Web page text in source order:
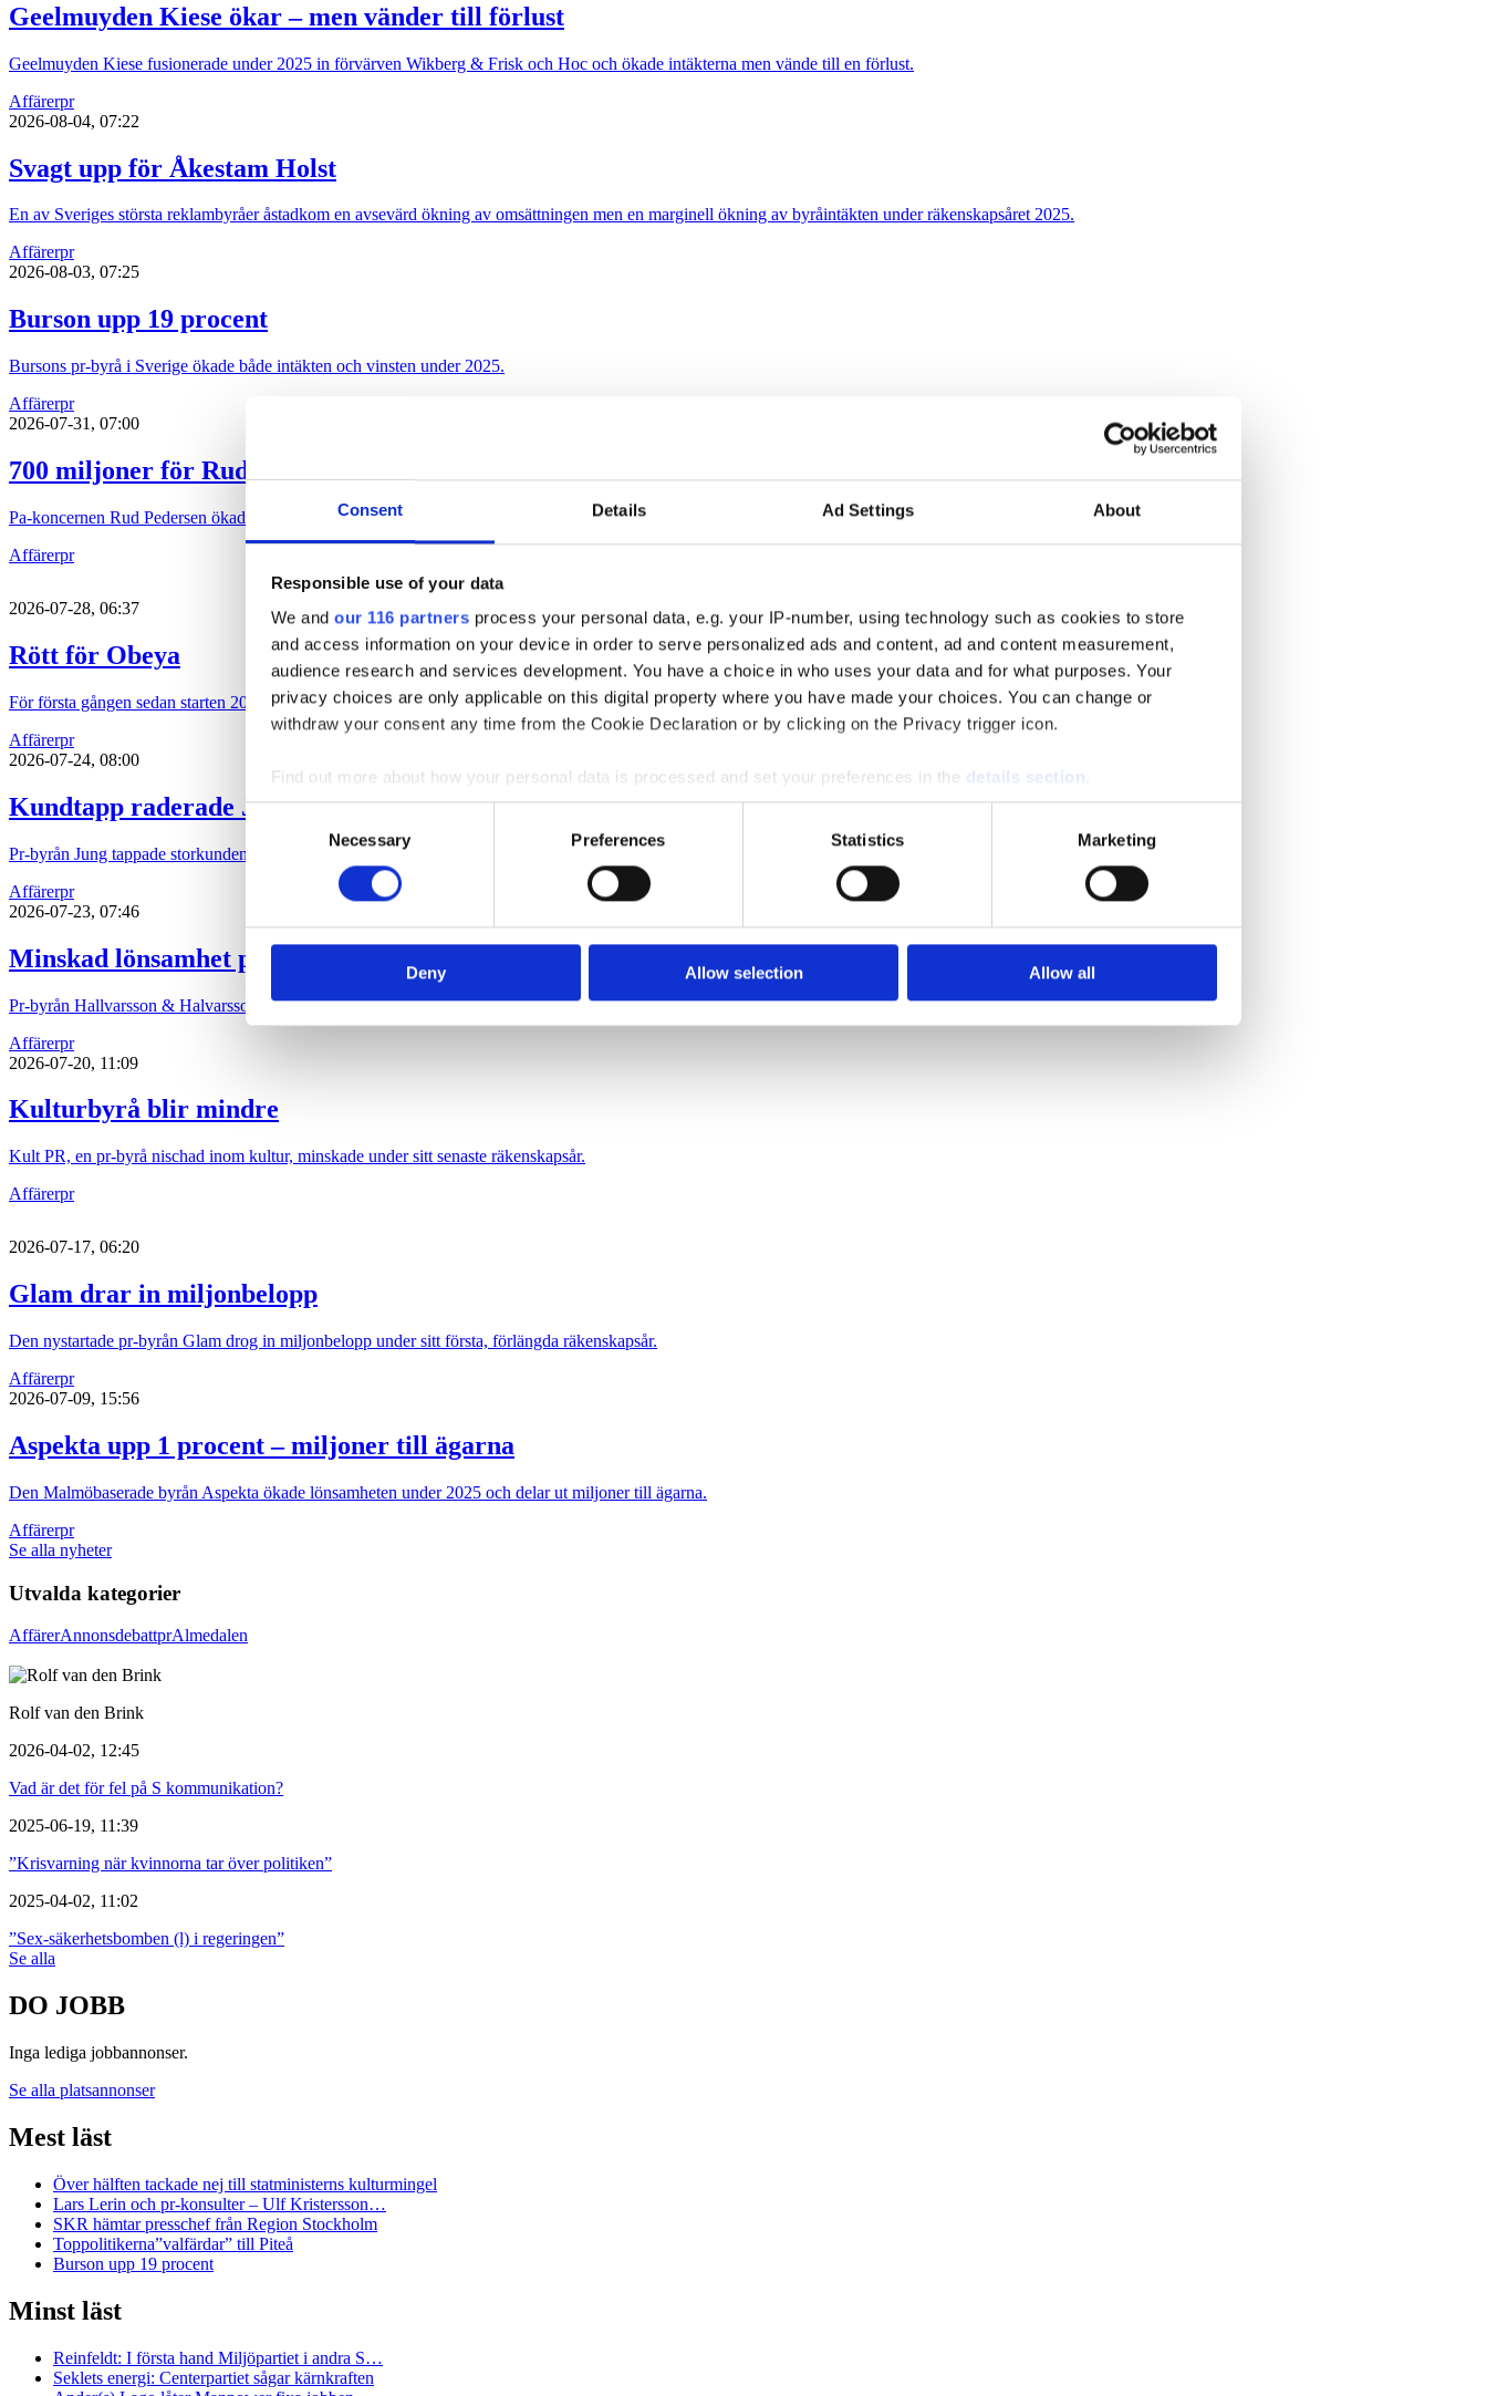
Consent Details Ad Settings About
Responsible use of your data
We and our 116 partners process your personal data, e.g. your IP-number, using technology such as cookies to store
and access information on your device in order to serve personalized ads and content, ad and content measurement,
audience research and services development. You have a choice in who uses your data and for what purposes. Your
privacy choices are only applicable on this digital property where you have made your choices. You can change or
withdraw your consent any time from the Cookie Declaration or by clicking on the Privacy trigger icon.
Find out more about how your personal data is processed and set your preferences in the details section
We use cookies to personalise content and ads, to provide social media features and to analyse our traffic. We also share
information about your use of our site with our social media, advertising and analytics partners who may combine it with
other information that you’ve provided to them or that they’ve collected from your use of their services.
Consent
Necessary Preferences Statistics Marketing
Deny Allow selection Allow all
Geelmuyden Kiese ökar – men vänder till förlust
Geelmuyden Kiese fusionerade under 2025 in förvärven Wikberg & Frisk och Hoc och ökade intäkterna men vände till en förlust.
Affärerpr
2026-08-04, 07:22
Svagt upp för Åkestam Holst
En av Sveriges största reklambyråer åstadkom en avsevärd ökning av omsättningen men en marginell ökning av byråintäkten under räkenskapsåret 2025.
Affärerpr
2026-08-03, 07:25
Burson upp 19 procent
Bursons pr-byrå i Sverige ökade både intäkten och vinsten under 2025.
Affärerpr
2026-07-31, 07:00
700 miljoner för Rud Pedersen
Pa-koncernen Rud Pedersen ökade under 2025 både intäkten och lönsamheten och passerade 700 miljoner kronor i omsättning.
Affärerpr
2026-07-28, 06:37
Rött för Obeya
För första gången sedan starten 2015 har pr-byrån Obeya gått med förlust. Det skedde räkenskapsåret 2025.
Affärerpr
2026-07-24, 08:00
Kundtapp raderade Jungs lönsamhet
Pr-byrån Jung tappade storkunden P&G och det syns tydligt i bokslutet för 2025.
Affärerpr
2026-07-23, 07:46
Minskad lönsamhet på Hallvarsson
Pr-byrån Hallvarsson & Halvarsson tappade i marginal och lönsamhet under 2025.
Affärerpr
2026-07-20, 11:09
Kulturbyrå blir mindre
Kult PR, en pr-byrå nischad inom kultur, minskade under sitt senaste räkenskapsår.
Affärerpr
2026-07-17, 06:20
Glam drar in miljonbelopp
Den nystartade pr-byrån Glam drog in miljonbelopp under sitt första, förlängda räkenskapsår.
Affärerpr
2026-07-09, 15:56
Aspekta upp 1 procent – miljoner till ägarna
Den Malmöbaserade byrån Aspekta ökade lönsamheten under 2025 och delar ut miljoner till ägarna.
Affärerpr
Se alla nyheter
Utvalda kategorier
AffärerAnnonsdebattprAlmedalen
Rolf van den Brink
2026-04-02, 12:45
Vad är det för fel på S kommunikation?
2025-06-19, 11:39
”Krisvarning när kvinnorna tar över politiken”
2025-04-02, 11:02
”Sex-säkerhetsbomben (l) i regeringen”
Se alla
DO JOBB
Inga lediga jobbannonser.
Se alla platsannonser
Mest läst
Över hälften tackade nej till statministerns kulturmingel
Lars Lerin och pr-konsulter – Ulf Kristersson…
SKR hämtar presschef från Region Stockholm
Toppolitikerna”valfärdar” till Piteå
Burson upp 19 procent
Minst läst
Reinfeldt: I första hand Miljöpartiet i andra S…
Seklets energi: Centerpartiet sågar kärnkraften